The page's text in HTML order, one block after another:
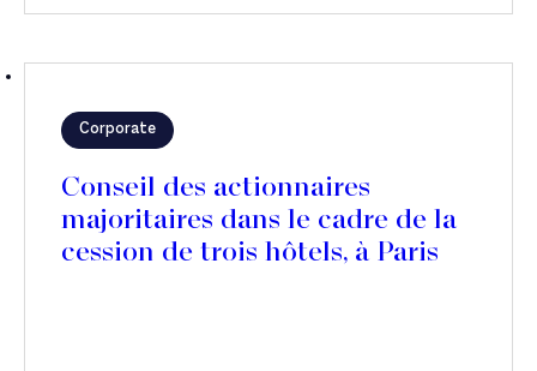
Corporate
Conseil des actionnaires
majoritaires dans le cadre de la
cession de trois hôtels, à Paris